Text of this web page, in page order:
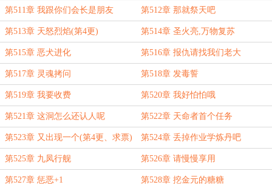
第511章 我跟你们会长是朋友 第512章 那就祭天吧
第513章 天怒烈焰(第4更) 第514章 圣火亮,万物复苏
第515章 恶犬进化 第516章 报仇请找我们老大
第517章 灵魂拷问 第518章 发毒誓
第519章 我要收费 第520章 我好怕怕哦
第521章 这洞怎么还认人呢 第522章 天命者首个任务
第523章 又出现一个(第4更、求票) 第524章 丢掉作业学炼丹吧
第525章 九凤行舰 第526章 请慢慢享用
第527章 惩恶+1 第528章 挖金元的糖糖